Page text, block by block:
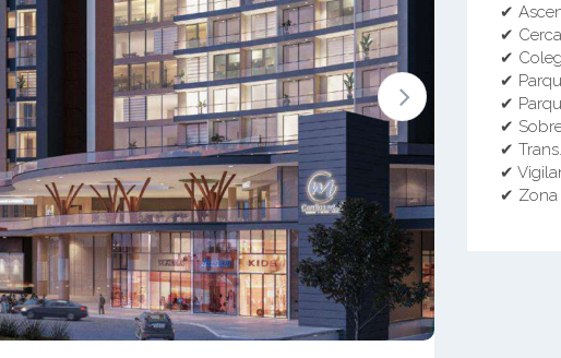
✔
✔
✔
✔
✔
✔
✔
✔
✔ Zona